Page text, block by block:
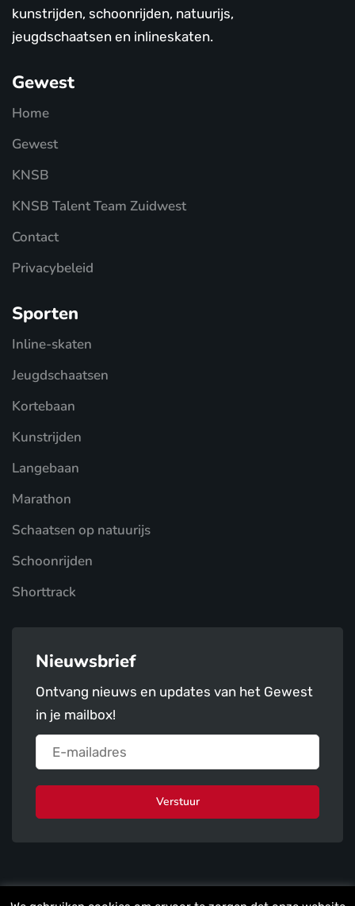
kunstrijden, schoonrijden, natuurijs,
jeugdschaatsen en inlineskaten.
Gewest
Home
Gewest
KNSB
KNSB Talent Team Zuidwest
Contact
Privacybeleid
Sporten
Inline-skaten
Jeugdschaatsen
Kortebaan
Kunstrijden
Langebaan
Marathon
Schaatsen op natuurijs
Schoonrijden
Shorttrack
Nieuwsbrief
Ontvang nieuws en updates van het Gewest
in je mailbox!
Verstuur